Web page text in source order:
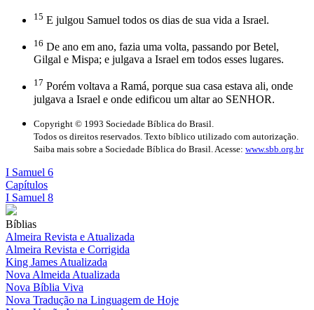
15 E julgou Samuel todos os dias de sua vida a Israel.
16 De ano em ano, fazia uma volta, passando por Betel,
Gilgal e Mispa; e julgava a Israel em todos esses lugares.
17 Porém voltava a Ramá, porque sua casa estava ali, onde
julgava a Israel e onde edificou um altar ao SENHOR.
Copyright © 1993 Sociedade Bíblica do Brasil.
Todos os direitos reservados. Texto bíblico utilizado com autorização.
Saiba mais sobre a Sociedade Bíblica do Brasil. Acesse: www.sbb.org.br
I Samuel 6
Capítulos
I Samuel 8
Bíblias
Almeira Revista e Atualizada
Almeira Revista e Corrigida
King James Atualizada
Nova Almeida Atualizada
Nova Bíblia Viva
Nova Tradução na Linguagem de Hoje